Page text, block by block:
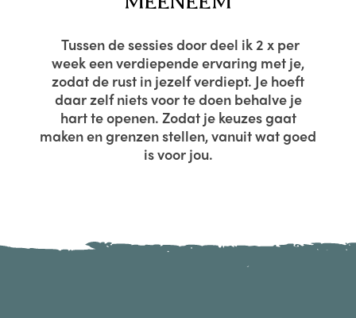
Tussen de sessies door deel ik 2 x per
week een verdiepende ervaring met je,
zodat de rust in jezelf verdiept. Je hoeft
daar zelf niets voor te doen behalve je
hart te openen. Zodat je keuzes gaat
maken en grenzen stellen, vanuit wat goed
is voor jou.